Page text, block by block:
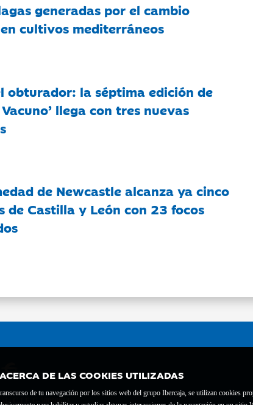
DE LAS COOKIES UTILIZADAS
de tu navegación por los sitios web del grupo Ibercaja, se utilizan cookies
generadas por el cambio
cultivos mediterráneos
obturador: la séptima edición de
llega con tres nuevas
de Newcastle alcanza ya cinco
de Castilla y León con 23 focos
C.I.F. G-50000652.